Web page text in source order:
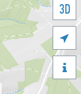
3D

